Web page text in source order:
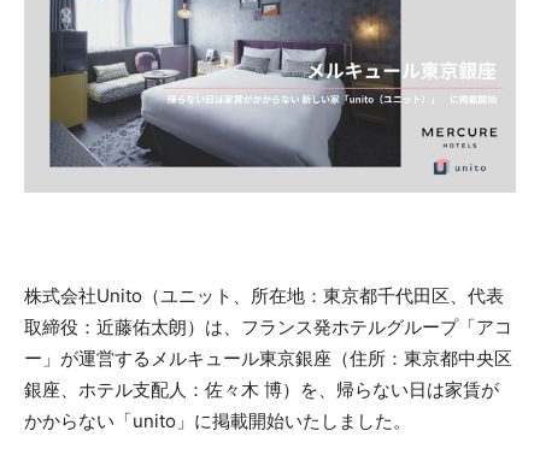
株式会社Unito（ユニット、所在地：東京都千代田区、代表
取締役：近藤佑太朗）は、フランス発ホテルグループ「アコ
ー」が運営するメルキュール東京銀座（住所：東京都中央区
銀座、ホテル支配人：佐々木 博）を、帰らない日は家賃が
かからない「unito」に掲載開始いたしました。